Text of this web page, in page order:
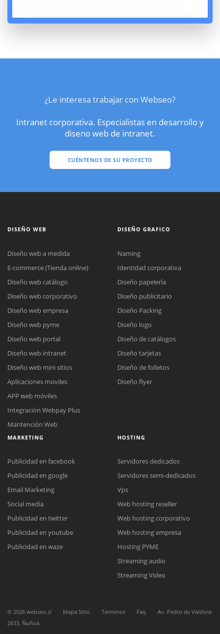
¿Le interesa trabajar con Webseo?
Intranet corporativa. Especialistas en desarrollo y
diseno web de intranet.
CUÉNTENOS DE SU PROYECTO
Reunión online
Nuestros ejecutivos le enviarán un correo electrónico con el enlace a
Meet para la reunión online.
Cotización
Todos nuestros ejecutivos están fuera de línea. Complete el formulario
DISEÑO WEB
Diseño web a medida
E-commerce (Tienda online)
Diseño web catálogo
Diseño web corporativo
Diseño web empresa
Diseño web pyme
Diseño web portal
Diseño web intranet
Diseño web mini sitios
Aplicaciones moviles
APP web móviles
Integración Webpay Plus
Mantención Web
DISEÑO GRAFICO
Naming
Identidad corporativa
Diseño papelería
Diseño publicitario
Diseño Packing
Diseño logo
Diseño de catálogos
Diseño tarjetas
Diseño de folletos
Diseño flyer
MARKETING
Publicidad en facebook
Publicidad en google
Email Marketing
Social media
Publicidad en twitter
Publicidad en youtube
Publicidad en waze
HOSTING
Servidores dedicados
Servidores semi-dedicados
Vps
Web hosting reseller
Web hosting corporativo
Web hosting empresa
Hosting PYME
Streaming audio
Streaming Video
© 2026 webseo.cl Mapa Sitio Terminos Faq
Av. Pedro de Valdivia
2633, Ñuñoa.